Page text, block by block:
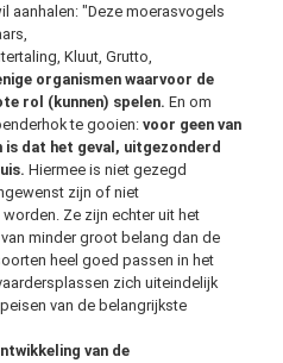
aanhalen: "Deze moerasvogels
Kluut, Grutto,
organismen waarvoor de
rol (kunnen) spelen. En om
te gooien: voor geen van
dat het geval, uitgezonderd
Hiermee is niet gezegd
zijn of niet
Ze zijn echter uit het
minder groot belang dan de
heel goed passen in het
zich uiteindelijk
van de belangrijkste
van de